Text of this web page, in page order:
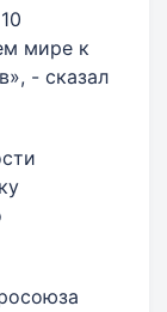
мире к
- сказал